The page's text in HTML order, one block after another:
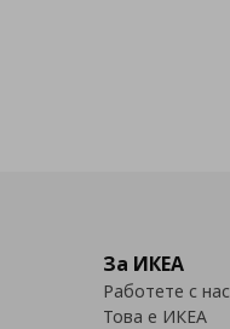
За ИКЕА
Работете с нас
Това е ИКЕА